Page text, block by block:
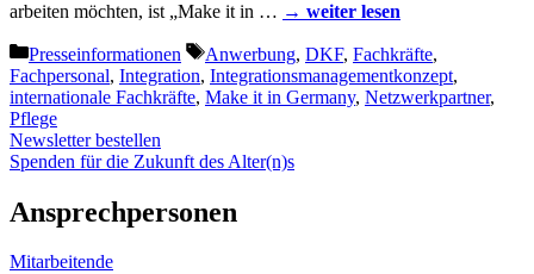
arbeiten möchten, ist „Make it in … → weiter lesen
Kategorien
Presseinformationen Schlagwörter
Anwerbung, DKF, Fachkräfte,
Fachpersonal, Integration, Integrationsmanagementkonzept,
internationale Fachkräfte, Make it in Germany, Netzwerkpartner,
Pflege
Newsletter bestellen
Spenden für die Zukunft des Alter(n)s
Ansprechpersonen
Mitarbeitende